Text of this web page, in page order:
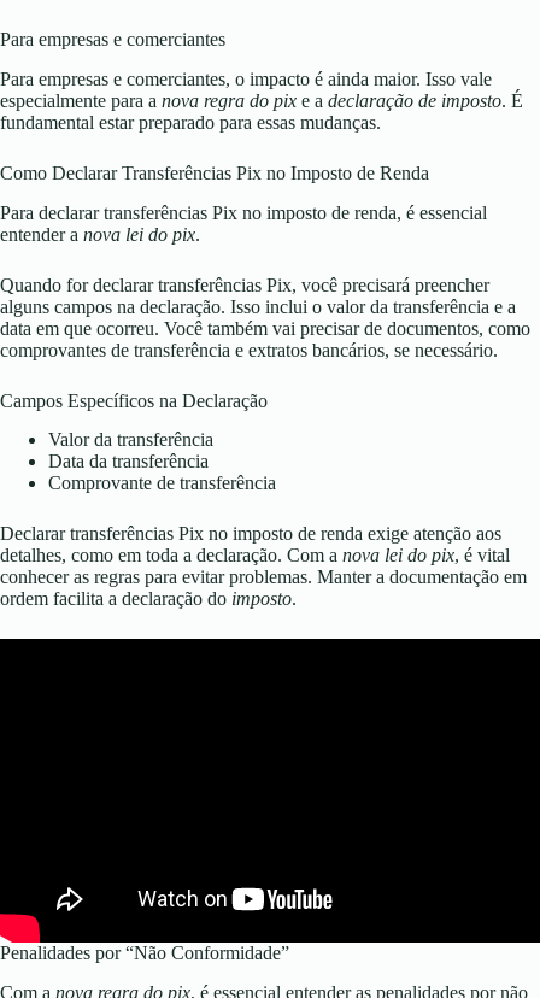
Para empresas e comerciantes
Para empresas e comerciantes, o impacto é ainda maior. Isso vale
especialmente para a nova regra do pix e a declaração de imposto. É
fundamental estar preparado para essas mudanças.
Como Declarar Transferências Pix no Imposto de Renda
Para declarar transferências Pix no imposto de renda, é essencial
entender a nova lei do pix.
Quando for declarar transferências Pix, você precisará preencher
alguns campos na declaração. Isso inclui o valor da transferência e a
data em que ocorreu. Você também vai precisar de documentos, como
comprovantes de transferência e extratos bancários, se necessário.
Campos Específicos na Declaração
Valor da transferência
Data da transferência
Comprovante de transferência
Declarar transferências Pix no imposto de renda exige atenção aos
detalhes, como em toda a declaração. Com a nova lei do pix, é vital
conhecer as regras para evitar problemas. Manter a documentação em
ordem facilita a declaração do imposto.
Penalidades por “Não Conformidade”
Com a nova regra do pix, é essencial entender as penalidades por não